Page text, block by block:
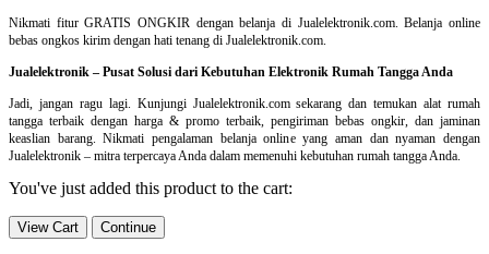
Nikmati fitur GRATIS ONGKIR dengan belanja di Jualelektronik.com. Belanja online
bebas ongkos kirim dengan hati tenang di Jualelektronik.com.
Jualelektronik – Pusat Solusi dari Kebutuhan Elektronik Rumah Tangga Anda
Jadi, jangan ragu lagi. Kunjungi Jualelektronik.com sekarang dan temukan alat rumah
tangga terbaik dengan harga & promo terbaik, pengiriman bebas ongkir, dan jaminan
keaslian barang. Nikmati pengalaman belanja online yang aman dan nyaman dengan
Jualelektronik – mitra terpercaya Anda dalam memenuhi kebutuhan rumah tangga Anda.
You've just added this product to the cart:
View Cart Continue